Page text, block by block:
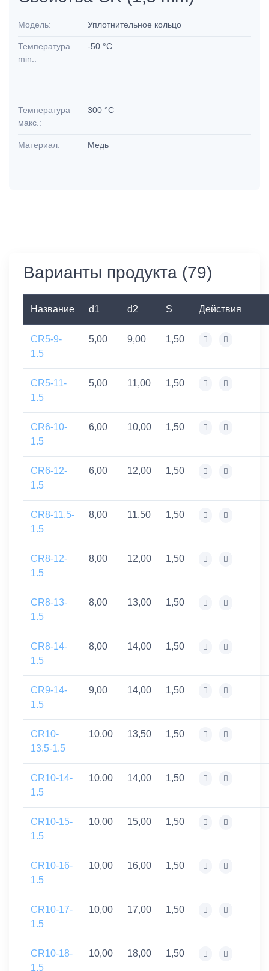
Модель: Уплотнительное кольцо
Температура
min.:
-50 °C
Температура
макс.:
300 °C
Материал: Медь
Варианты продукта (79)
Название d1 d2 S Действия
CR5-9-
1.5
5,00 9,00 1,50
CR5-11-
1.5
5,00 11,00 1,50
CR6-10-
1.5
6,00 10,00 1,50
CR6-12-
1.5
6,00 12,00 1,50
CR8-11.5-
1.5
8,00 11,50 1,50
CR8-12-
1.5
8,00 12,00 1,50
CR8-13-
1.5
8,00 13,00 1,50
CR8-14-
1.5
8,00 14,00 1,50
CR9-14-
1.5
9,00 14,00 1,50
CR10-
13.5-1.5
10,00 13,50 1,50
CR10-14-
1.5
10,00 14,00 1,50
CR10-15-
1.5
10,00 15,00 1,50
CR10-16-
1.5
10,00 16,00 1,50
CR10-17-
1.5
10,00 17,00 1,50
CR10-18-
1.5
10,00 18,00 1,50